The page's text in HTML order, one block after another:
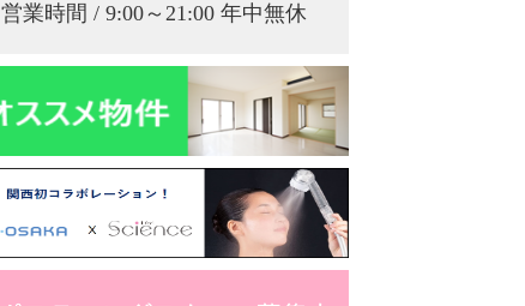
営業時間 / 9:00～21:00 年中無休